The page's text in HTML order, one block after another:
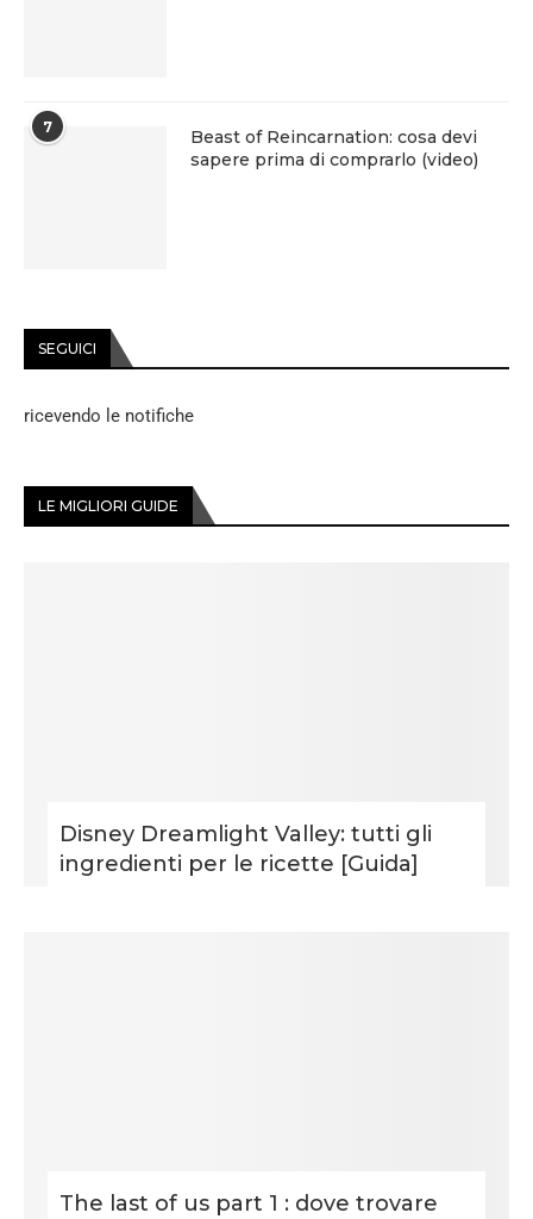
7
Beast of Reincarnation: cosa devi
sapere prima di comprarlo (video)
SEGUICI
ricevendo le notifiche
LE MIGLIORI GUIDE
Disney Dreamlight Valley: tutti gli
ingredienti per le ricette [Guida]
The last of us part 1 : dove trovare